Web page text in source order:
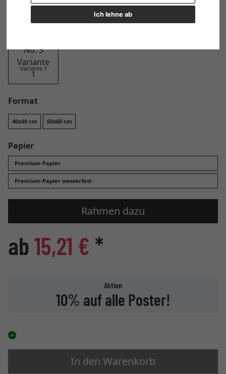
Ich lehne ab
Design
Variante 1
Format
40x40 cm 60x60 cm
Papier
Premium-Papier
Premium-Papier wasserfest
Rahmen dazu
ab 15,21 € *
Aktion
10% auf alle Poster!
In den Warenkorb